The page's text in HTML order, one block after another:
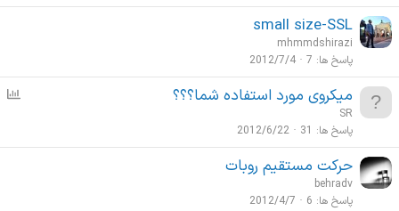
small size-SSL
mhmmdshirazi
پاسخ ها 7
2012/7/4
ن
میکروی مورد استفاده شما؟؟؟
SR
پاسخ ها
31
2012/6/22
حرکت مستقیم روبات
behradv
پاسخ ها 6
2012/4/7